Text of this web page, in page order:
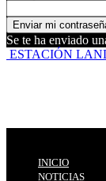
Se te ha enviado
ESTACIÓN
INICIO
NOTICIAS